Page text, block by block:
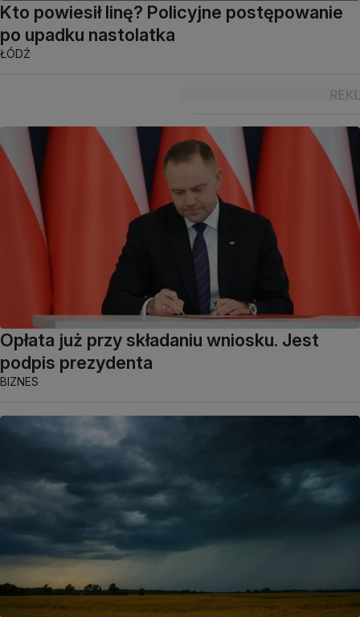
Kto powiesił linę? Policyjne postępowanie
po upadku nastolatka
ŁÓDŹ
Opłata już przy składaniu wniosku. Jest
podpis prezydenta
BIZNES